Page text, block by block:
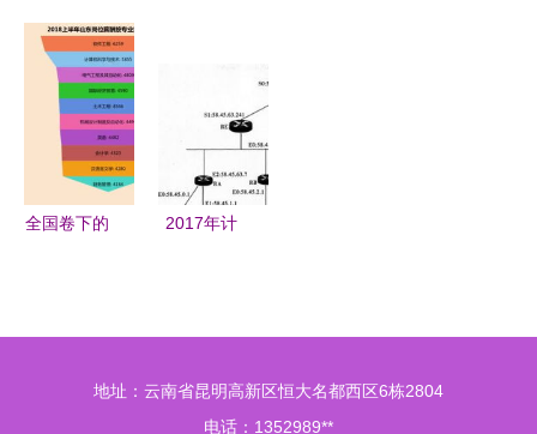
向 探索开
发领域的广
阔前景
全国卷下的
2017年计
地址：云南省昆明高新区恒大名都西区6栋2804
电话：1352989**